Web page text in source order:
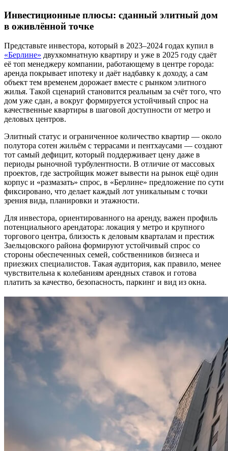
Инвестиционные плюсы: сданный элитный дом
в оживлённой точке
Представьте инвестора, который в 2023–2024 годах купил в
«Берлине» двухкомнатную квартиру и уже в 2025 году сдаёт
её топ менеджеру компании, работающему в центре города:
аренда покрывает ипотеку и даёт надбавку к доходу, а сам
объект тем временем дорожает вместе с рынком элитного
жилья. Такой сценарий становится реальным за счёт того, что
дом уже сдан, а вокруг формируется устойчивый спрос на
качественные квартиры в шаговой доступности от метро и
деловых центров.
Элитный статус и ограниченное количество квартир — около
полутора сотен жильём с террасами и пентхаусами — создают
тот самый дефицит, который поддерживает цену даже в
периоды рыночной турбулентности. В отличие от массовых
проектов, где застройщик может вывести на рынок ещё один
корпус и «размазать» спрос, в «Берлине» предложение по сути
фиксировано, что делает каждый лот уникальным с точки
зрения вида, планировки и этажности.
Для инвестора, ориентированного на аренду, важен профиль
потенциального арендатора: локация у метро и крупного
торгового центра, близость к деловым кварталам и престиж
Заельцовского района формируют устойчивый спрос со
стороны обеспеченных семей, собственников бизнеса и
приезжих специалистов. Такая аудитория, как правило, менее
чувствительна к колебаниям арендных ставок и готова
платить за качество, безопасность, паркинг и вид из окна.